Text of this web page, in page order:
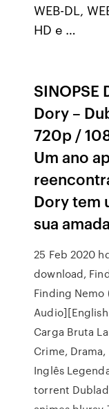
WEB-DL,
HD e …
SINOPSE
Dory –
720p /
Um ano
Dory tem
sua
25 Feb 2020
download,
Finding Nemo
Audio][English
Carga Bruta
Crime,
Inglês
torrent